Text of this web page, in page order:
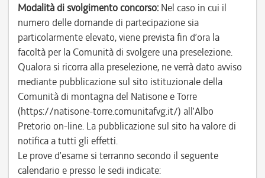
Modalità di svolgimento concorso: Nel caso in cui il
numero delle domande di partecipazione sia
particolarmente elevato, viene prevista fin d’ora la
facoltà per la Comunità di svolgere una preselezione.
Qualora si ricorra alla preselezione, ne verrà dato avviso
mediante pubblicazione sul sito istituzionale della
Comunità di montagna del Natisone e Torre
(https://natisone-torre.comunitafvg.it/) all’Albo
Pretorio on-line. La pubblicazione sul sito ha valore di
notifica a tutti gli effetti.
Le prove d’esame si terranno secondo il seguente
calendario e presso le sedi indicate: